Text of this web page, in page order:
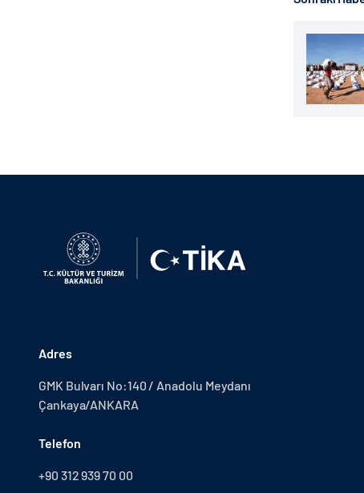
Adres
GMK Bulvarı No:140 / Anadolu Meydanı
Çankaya/ANKARA
Telefon
+90 312 939 70 00